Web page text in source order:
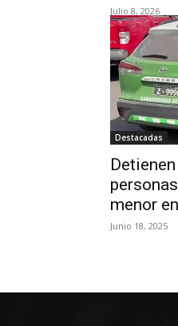
Julio 8, 2026
Destacadas
menor
Junio 18, 2025